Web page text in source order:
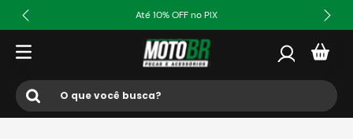
Até 10% OFF no PIX
O que você busca?